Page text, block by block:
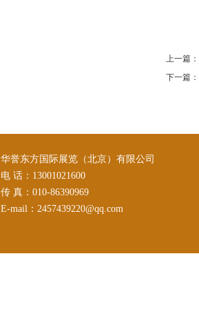
上一篇：
下一篇：
华誉东方国际展览（北京）有限公司
电 话：13001021600
传 真：010-86390969
E-mail：2457439220@qq.com